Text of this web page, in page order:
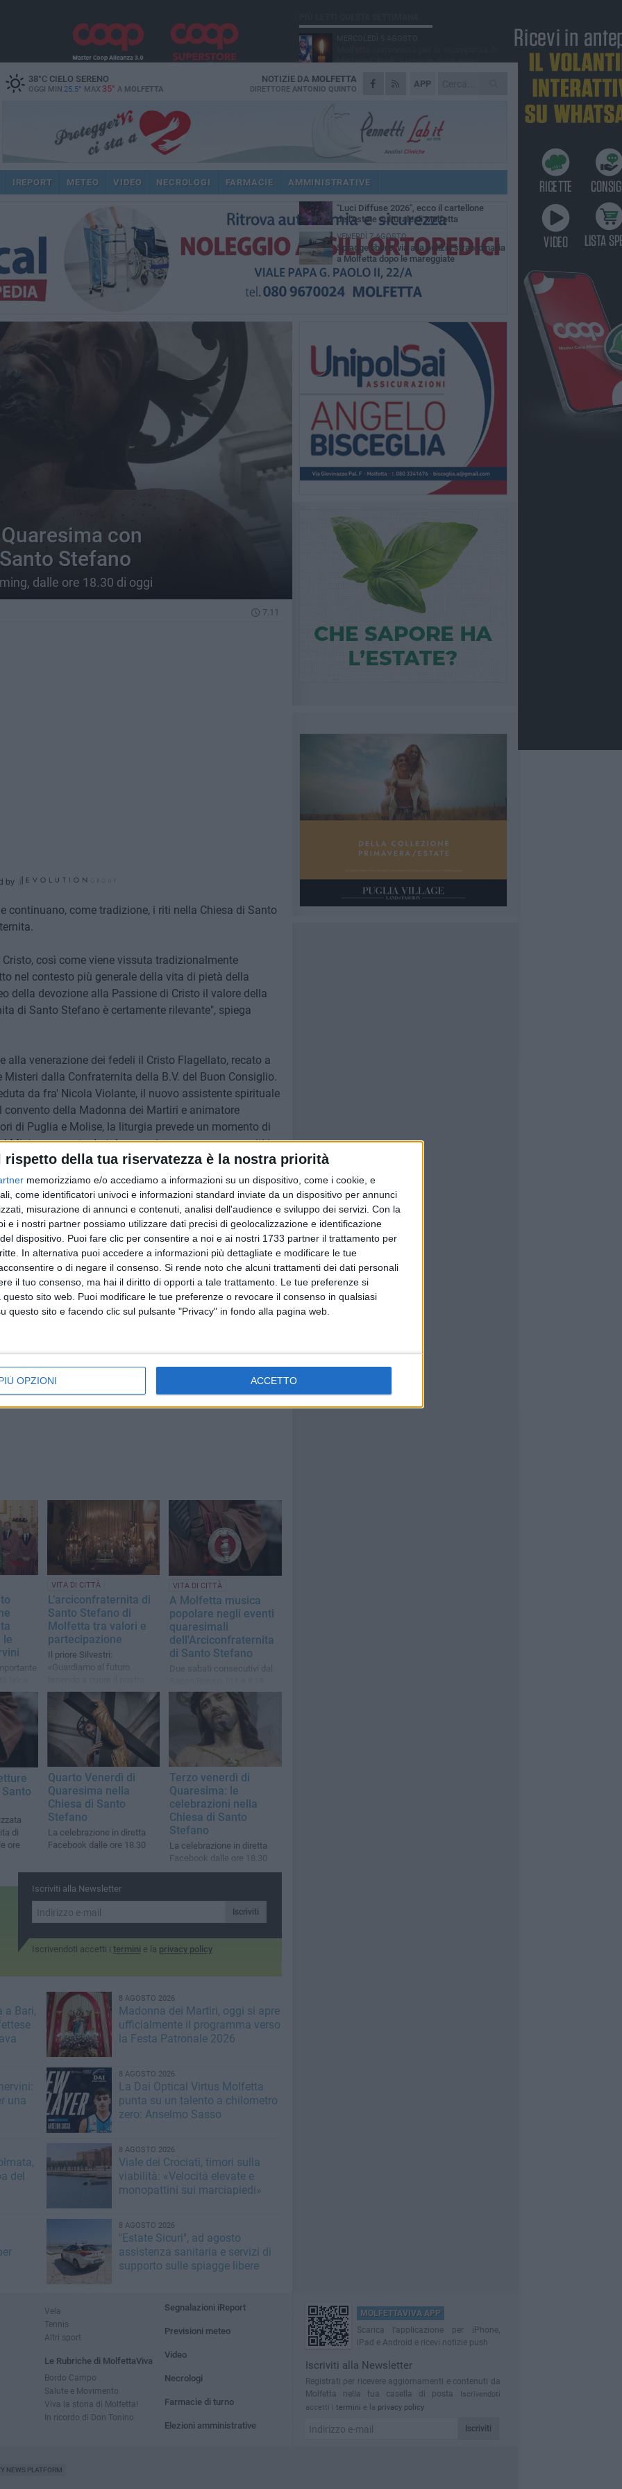
rispetto della tua riservatezza è la nostra priorità
memorizziamo e/o accediamo a informazioni su un dispositivo, come i cookie, e
come identificatori univoci e informazioni standard inviate da un dispositivo per annunci
misurazione di annunci e contenuti, analisi dell'audience e sviluppo dei servizi. Con la
e i nostri partner possiamo utilizzare dati precisi di geolocalizzazione e identificazione
dispositivo. Puoi fare clic per consentire a noi e ai nostri 1733 partner il trattamento per
In alternativa puoi accedere a informazioni più dettagliate e modificare le tue
o di negare il consenso. Si rende noto che alcuni trattamenti dei dati personali
il tuo consenso, ma hai il diritto di opporti a tale trattamento. Le tue preferenze si
sito web. Puoi modificare le tue preferenze o revocare il consenso in qualsiasi
questo sito e facendo clic sul pulsante "Privacy" in fondo alla pagina web.
OPZIONI ACCETTO
38°CCIELO SERENO
OGGI MIN 25.5° MAX 35° A MOLFETTA
APP
NOTIZIE DA MOLFETTA
DIRETTORE ANTONIO QUINTO
IREPORT METEO VIDEO NECROLOGI FARMACIE AMMINISTRATIVE
con
Stefano
dalle ore 18.30 di oggi
7.11
by
continuano, come tradizione, i riti nella Chiesa di Santo
così come viene vissuta tradizionalmente
nel contesto più generale della vita di pietà della
della devozione alla Passione di Cristo il valore della
di Santo Stefano è certamente rilevante", spiega
alla venerazione dei fedeli il Cristo Flagellato, recato a
dalla Confraternita della B.V. del Buon Consiglio.
da fra' Nicola Violante, il nuovo assistente spirituale
convento della Madonna dei Martiri e animatore
di Puglia e Molise, la liturgia prevede un momento di
Mistero esposto. In tale occasione, vengono eseguiti i
si pratica ne' Venerdì di Quaresima in memoria de'
di S. Stefano Protomartire dal Sacco
di Santo Stefano.
sarà trasmessa in streaming sulla pagina Facebook
pagina Facebook di Molfettaviva.
e
8 AGOSTO 2026
Le forze di maggioranza: «Con la
le
VITA DI CITTÀ
L’arciconfraternita di
Santo Stefano di
Molfetta tra valori e
partecipazione
Il priore Silvestri:
«Guardiamo al futuro
passato»
VITA DI CITTÀ
A Molfetta musica
popolare negli eventi
quaresimali
dell'Arciconfraternita
di Santo Stefano
Due sabati consecutivi dal
marzo
di
ore
Quarto Venerdì di
Quaresima nella
Chiesa di Santo
Stefano
La celebrazione in diretta
Facebook dalle ore 18.30
Terzo venerdì di
Quaresima: le
celebrazioni nella
Chiesa di Santo
Stefano
La celebrazione in diretta
Facebook dalle ore 18.30
Iscriviti alla Newsletter
Iscriviti
Iscrivendoti accetti i termini e la privacy policy
a Bari,
8 AGOSTO 2026
Madonna dei Martiri, oggi si apre
ufficialmente il programma verso
la Festa Patronale 2026
una
8 AGOSTO 2026
La Dai Optical Virtus Molfetta
punta su un talento a chilometro
zero: Anselmo Sasso
del
8 AGOSTO 2026
Viale dei Crociati, timori sulla
viabilità: «Velocità elevate e
monopattini sui marciapiedi»
8 AGOSTO 2026
"Estate Sicuri", ad agosto
assistenza sanitaria e servizi di
supporto sulle spiagge libere
Michele Cilardi: il ricordo degli amici
GIOVEDÌ 6 AGOSTO
Marittimo molfettese muore a bordo di un
GIOVEDÌ 6 AGOSTO
Molfetta piange Marta Maria Pisani, ultima
maestra della sartoria molfettese
MERCOLEDÌ 5 AGOSTO
Multiservizi, nominato il nuovo Consiglio di
Amministrazione
MARTEDÌ 4 AGOSTO
"Luci Diffuse 2026", ecco il cartellone
dell'estate culturale di Molfetta
VENERDÌ 7 AGOSTO
Spiagge libere, via alla pulizia straordinaria
a Molfetta dopo le mareggiate
Vela
Tennis
Altri sport
Le Rubriche di MolfettaViva
Bordo Campo
Salute e Movimento
Viva la storia di Molfetta!
In ricordo di Don Tonino
Segnalazioni iReport
Previsioni meteo
Video
Necrologi
Farmacie di turno
Elezioni amministrative
MOLFETTAVIVA APP
Scarica l'applicazione per iPhone,
iPad e Android e ricevi notizie push
Iscriviti alla Newsletter
Registrati per ricevere aggiornamenti e contenuti da
Molfetta nella tua casella di posta
Iscrivendoti
accetti i termini e la privacy policy
Iscriviti
NEWS PLATFORM